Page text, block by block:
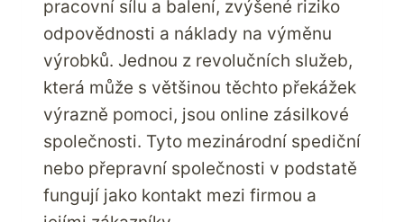
pracovní sílu a balení, zvýšené riziko
odpovědnosti a náklady na výměnu
výrobků. Jednou z revolučních služeb,
která může s většinou těchto překážek
výrazně pomoci, jsou online zásilkové
společnosti. Tyto mezinárodní spediční
nebo přepravní společnosti v podstatě
fungují jako kontakt mezi firmou a